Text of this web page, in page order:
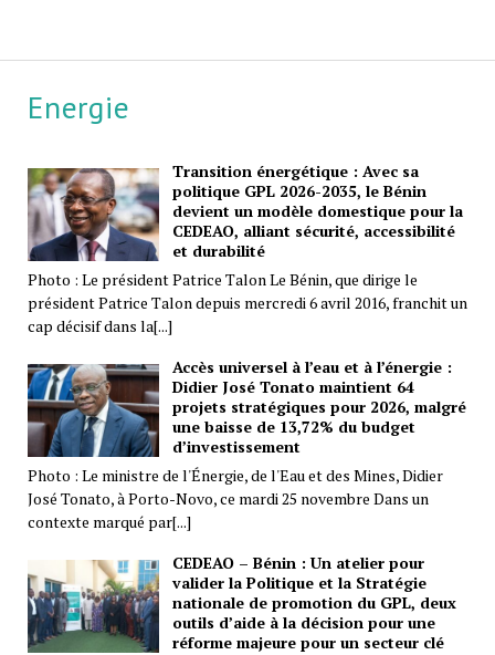
Energie
Transition énergétique : Avec sa
politique GPL 2026-2035, le Bénin
devient un modèle domestique pour la
CEDEAO, alliant sécurité, accessibilité
et durabilité
Photo : Le président Patrice Talon Le Bénin, que dirige le
président Patrice Talon depuis mercredi 6 avril 2016, franchit un
cap décisif dans la[...]
Accès universel à l’eau et à l’énergie :
Didier José Tonato maintient 64
projets stratégiques pour 2026, malgré
une baisse de 13,72% du budget
d’investissement
Photo : Le ministre de l'Énergie, de l'Eau et des Mines, Didier
José Tonato, à Porto-Novo, ce mardi 25 novembre Dans un
contexte marqué par[...]
CEDEAO – Bénin : Un atelier pour
valider la Politique et la Stratégie
nationale de promotion du GPL, deux
outils d’aide à la décision pour une
réforme majeure pour un secteur clé